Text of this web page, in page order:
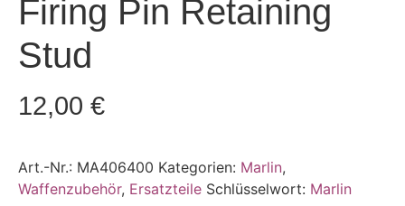
Firing Pin Retaining
Stud
12,00 €
Art.-Nr.: MA406400 Kategorien: Marlin,
Waffenzubehör, Ersatzteile Schlüsselwort: Marlin